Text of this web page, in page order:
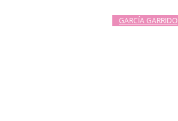
GARCÍA GARRIDO